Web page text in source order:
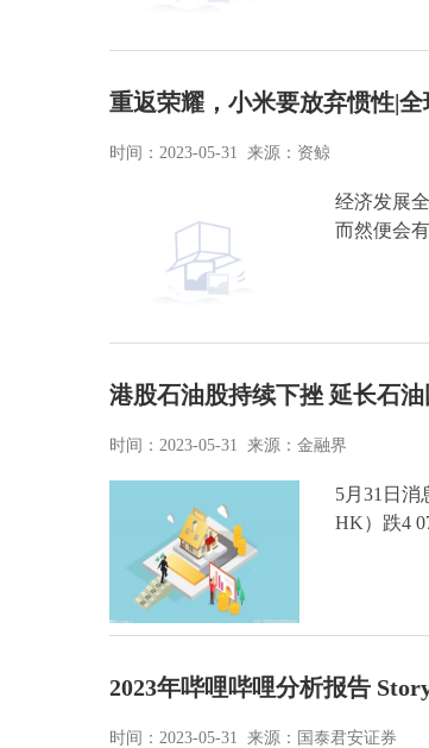
重返荣耀，小米要放弃惯性|
时间：2023-05-31 来源：资鲸
经济发展
而然便会
港股石油股持续下挫 延长石
时间：2023-05-31 来源：金融界
5月31日消
HK）跌4
2023年哔哩哔哩分析报告
时间：2023-05-31 来源：国泰君安证券